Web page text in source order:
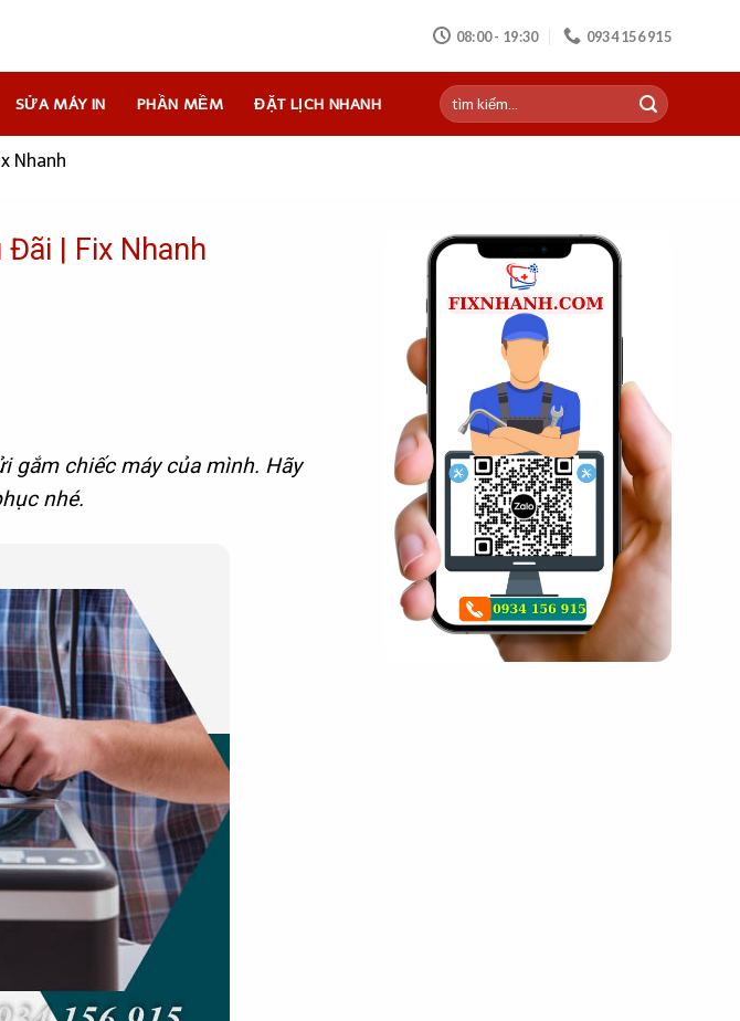
08:00 - 19:30 0934 156 915
SỬA MÁY IN PHẦN MỀM ĐẶT LỊCH NHANH
Nhanh
Đãi | Fix Nhanh
gắm chiếc máy của mình. Hãy
nhé.